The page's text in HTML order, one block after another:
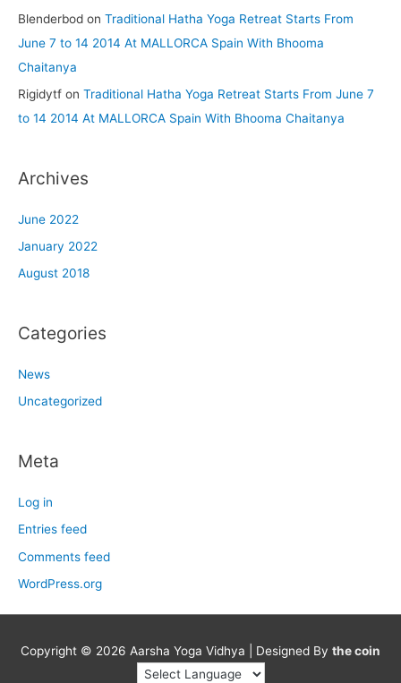
Blenderbod on Traditional Hatha Yoga Retreat Starts From
June 7 to 14 2014 At MALLORCA Spain With Bhooma
Chaitanya
Rigidytf on Traditional Hatha Yoga Retreat Starts From June 7
to 14 2014 At MALLORCA Spain With Bhooma Chaitanya
Archives
June 2022
January 2022
August 2018
Categories
News
Uncategorized
Meta
Log in
Entries feed
Comments feed
WordPress.org
Copyright © 2026 Aarsha Yoga Vidhya | Designed By the coin